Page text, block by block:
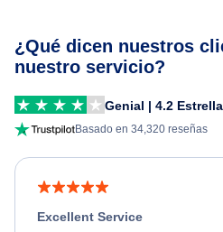
¿Qué dicen nuestros
nuestro servicio?
Genial | 4.2
Basado en 34,320 reseñas
Excellent Service